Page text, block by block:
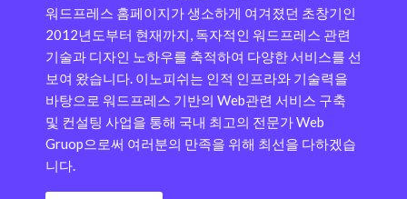
워드프레스 홈페이지가 생소하게 여겨졌던 초창기인
2012년도부터 현재까지, 독자적인 워드프레스 관련
기술과 디자인 노하우를 축적하여 다양한 서비스를 선
보여 왔습니다. 이노피쉬는 인적 인프라와 기술력을
바탕으로 워드프레스 기반의 Web관련 서비스 구축
및 컨설팅 사업을 통해 국내 최고의 전문가 Web
Gruop으로써 여러분의 만족을 위해 최선을 다하겠습
니다.